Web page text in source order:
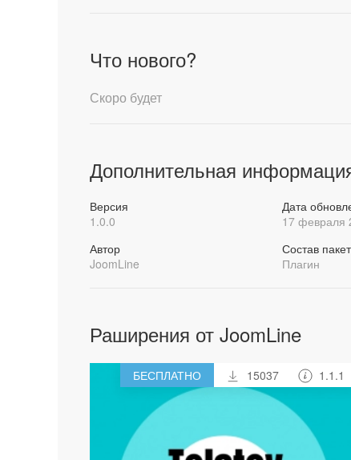
Что нового?
Скоро будет
Дополнительная
Версия
1.0.0
Дата
17 февраля
Автор
JoomLine
Состав
Плагин
Раширения от JoomLine
БЕСПЛАТНО 15037 1.1.1